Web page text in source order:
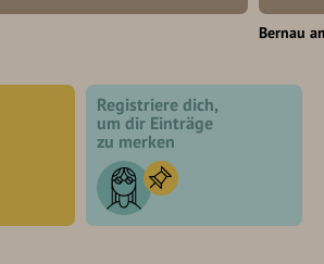
Bernau
Registriere dich,
um dir Einträge
zu merken